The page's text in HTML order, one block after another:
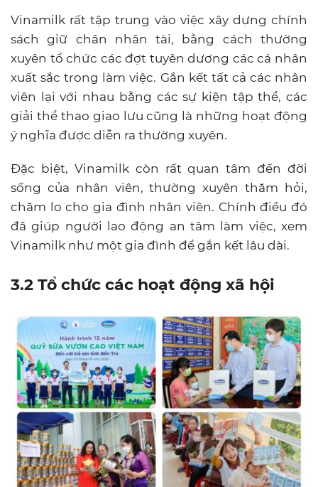
Vinamilk rất tập trung vào việc xây dựng chính
sách giữ chân nhân tài, bằng cách thường
xuyên tổ chức các đợt tuyên dương các cá nhân
xuất sắc trong làm việc. Gắn kết tất cả các nhân
viên lại với nhau bằng các sự kiện tập thể, các
giải thể thao giao lưu cũng là những hoạt động
ý nghĩa được diễn ra thường xuyên.
Đặc biệt, Vinamilk còn rất quan tâm đến đời
sống của nhân viên, thường xuyên thăm hỏi,
chăm lo cho gia đình nhân viên. Chính điều đó
đã giúp người lao động an tâm làm việc, xem
Vinamilk như một gia đình để gắn kết lâu dài.
3.2 Tổ chức các hoạt động xã hội